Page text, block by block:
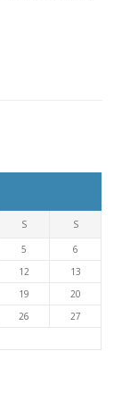
S
S
5
6
12
13
19
20
26
27